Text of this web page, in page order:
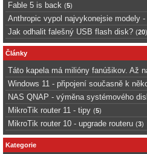
Fable 5 is back (5)
Anthropic vypol najvykonejsie modely
Jak odhalit falešný USB flash disk? (20)
Články
Táto kapela má milióny fanúšikov. Až
Windows 11 - připojení současně k
NAS QNAP - výměna systémového
MikroTik router 11 - tipy (5)
MikroTik router 10 - upgrade routeru (3)
Kategorie